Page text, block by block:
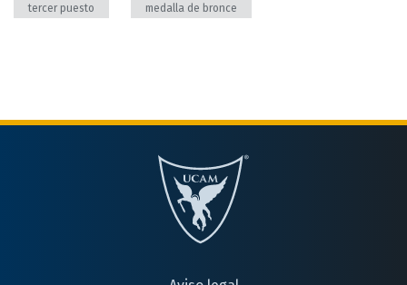
tercer puesto medalla de bronce